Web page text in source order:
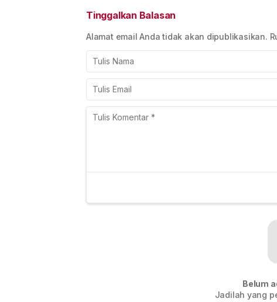
Tinggalkan Balasan
Alamat email Anda tidak akan dipublikasikan.
Belum
Jadilah yang